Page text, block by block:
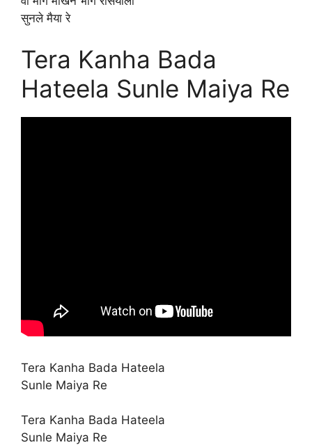
सुनले मैया रे
Tera Kanha Bada
Hateela Sunle Maiya Re
Tera Kanha Bada Hateela
Sunle Maiya Re
Tera Kanha Bada Hateela
Sunle Maiya Re